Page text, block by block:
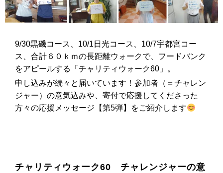
9/30黒磯コース、10/1日光コース、10/7宇都宮コー
ス、合計６０ｋｍの長距離ウォークで、フードバンク
をアピールする「チャリティウォーク60」。
申し込みが続々と届いています！参加者（＝チャレン
ジャー）の意気込みや、寄付で応援してくださった
方々の応援メッセージ【第5弾】をご紹介します
チャリティウォーク60 チャレンジャーの意